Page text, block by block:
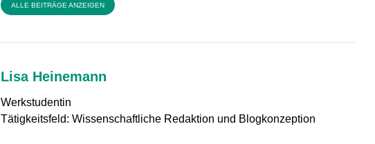
ALLE BEITRÄGE ANZEIGEN
Lisa Heinemann
Werkstudentin
Tätigkeitsfeld: Wissenschaftliche Redaktion und Blogkonzeption